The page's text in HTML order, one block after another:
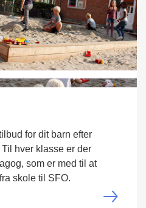
for dit barn efter
hver klasse er der
som er med til at
skole til SFO.